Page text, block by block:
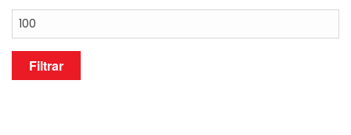
Preço
máximo
Filtrar